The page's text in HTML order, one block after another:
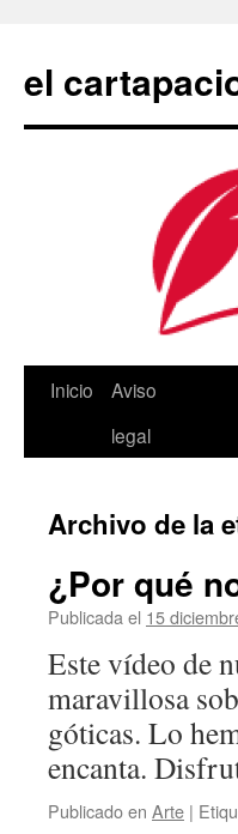
contenido
el
Inicio
Aviso
legal
Archivo de la
¿Por qué
Publicada el 15
Este vídeo de
maravillosa
góticas. Lo
encanta.
Publicado en Arte |